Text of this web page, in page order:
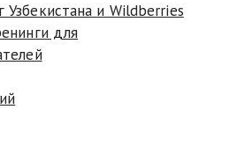
и Wildberries
для